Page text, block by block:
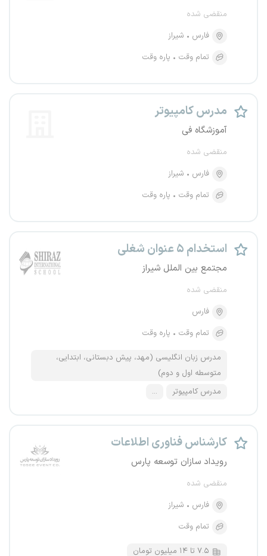
منقضی شده
فارس
شیراز
تمام وقت
پاره وقت
مدرس کامپیوتر
آموزشگاه فی
منقضی شده
فارس
شیراز
تمام وقت
پاره وقت
استخدام ۵ عنوان شغلی
مجتمع بین الملل شیراز
منقضی شده
فارس
تمام وقت
پاره وقت
مدرس زبان انگلیسی (مهد، پیش دبستانی، ابتدایی،
متوسطه اول و دوم)
مدرس کامپیوتر
...
کارشناس فناوری اطلاعات
رویداد سازان توسعه پارس
منقضی شده
فارس
شیراز
تمام وقت
۷.۵ تا ۱۴ میلیون تومان